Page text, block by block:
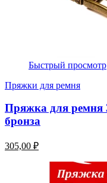
Быстрый просмотр
Пряжки для ремня
Пряжка для ремня
бронза
305,00 ₽